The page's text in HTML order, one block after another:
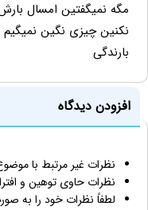
مگه نمیگفتین امسال
نکنین چیزی نگین نمیگیم
بارندگی
افزودن دیدگاه
نظرات غیر مرتبط با
نظرات حاوی توهین و
لطفاً نظرات خود را به